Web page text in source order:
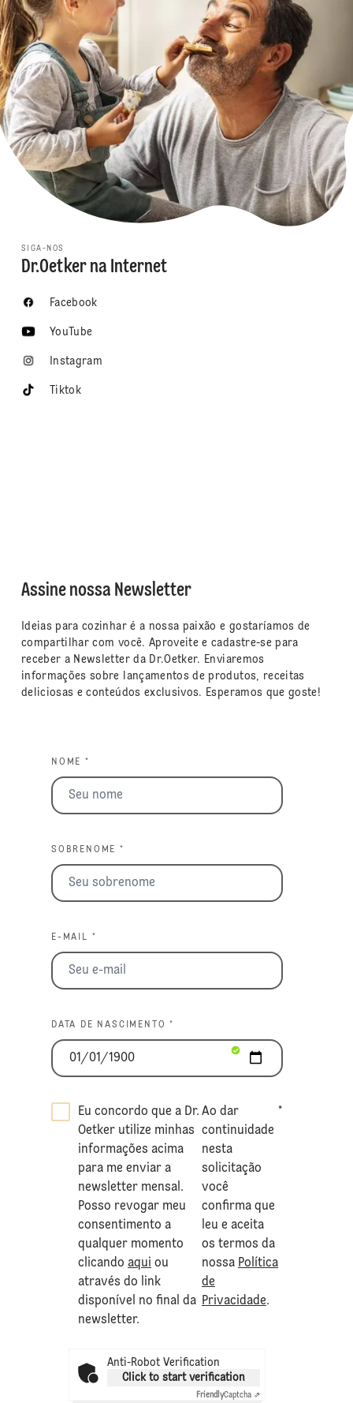
SIGA-NOS
Dr.Oetker na Internet
Facebook
YouTube
Instagram
Tiktok
Assine nossa Newsletter
Ideias para cozinhar é a nossa paixão e gostaríamos de
compartilhar com você. Aproveite e cadastre-se para
receber a Newsletter da Dr.Oetker. Enviaremos
informações sobre lançamentos de produtos, receitas
deliciosas e conteúdos exclusivos. Esperamos que goste!
NOME *
SOBRENOME *
E-MAIL *
DATA DE NASCIMENTO *
Eu concordo que a Dr.
Oetker utilize minhas
informações acima
para me enviar a
newsletter mensal.
Posso revogar meu
consentimento a
qualquer momento
clicando aqui ou
através do link
disponível no final da
newsletter.
Ao dar
continuidade
nesta
solicitação
você
confirma que
leu e aceita
os termos da
nossa Política
de
Privacidade.
*
Anti-Robot Verification
Click to start verification
FriendlyCaptcha ⇗